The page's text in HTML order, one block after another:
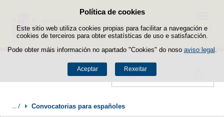
Política de cookies
Este sitio web utiliza cookies propias para facilitar a navegación e
cookies de terceiros para obter estatísticas de uso e satisfacción.
Pode obter máis información no apartado "Cookies" do noso aviso legal
Aceptar Rexeitar
Saltar ao contido
Buscador
Menú
Convocatorias para españoles